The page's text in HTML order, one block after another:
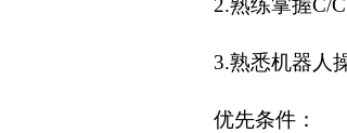
2.熟练掌握C/
3.熟悉机器人
优先条件：